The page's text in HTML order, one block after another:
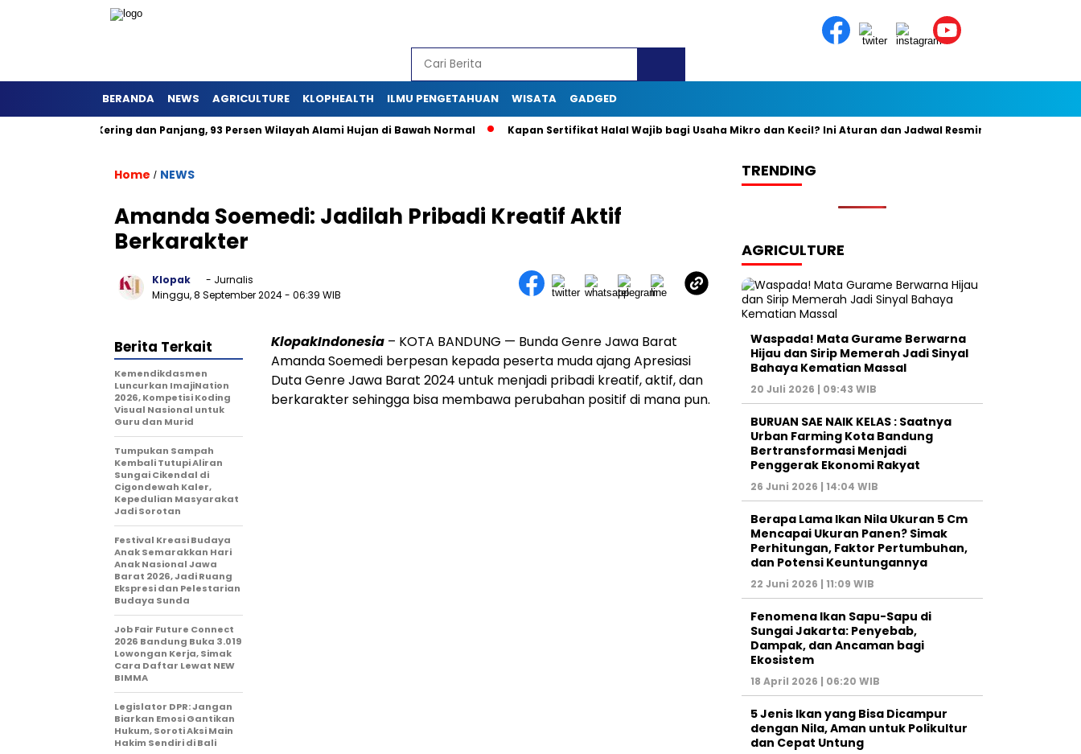
BERANDA NEWS AGRICULTURE KLOPHEALTH ILMU PENGETAHUAN WISATA GADGED
Lebih Kering dan Panjang, 93 Persen Wilayah Alami Hujan di Bawah Normal Kapan Sertifikat Halal Wajib bagi Usaha Mikro dan Kecil? Ini Aturan dan Jadwal Resminya
Home / NEWS
Amanda Soemedi: Jadilah Pribadi Kreatif Aktif
Berkarakter
Klopak
- Jurnalis
Minggu, 8 September 2024- 06:39 WIB
KlopakIndonesia – KOTA BANDUNG — Bunda Genre Jawa Barat
Amanda Soemedi berpesan kepada peserta muda ajang Apresiasi
Duta Genre Jawa Barat 2024 untuk menjadi pribadi kreatif, aktif, dan
berkarakter sehingga bisa membawa perubahan positif di mana pun.
Berita Terkait
Kemendikdasmen
Luncurkan ImajiNation
2026, Kompetisi Koding
Visual Nasional untuk
Guru dan Murid
Tumpukan Sampah
Kembali Tutupi Aliran
Sungai Cikendal di
Cigondewah Kaler,
Kepedulian Masyarakat
Jadi Sorotan
Festival Kreasi Budaya
Anak Semarakkan Hari
Anak Nasional Jawa
Barat 2026, Jadi Ruang
Ekspresi dan Pelestarian
Budaya Sunda
Job Fair Future Connect
2026 Bandung Buka 3.019
Lowongan Kerja, Simak
Cara Daftar Lewat NEW
BIMMA
Legislator DPR: Jangan
Biarkan Emosi Gantikan
Hukum, Soroti Aksi Main
Hakim Sendiri di Bali
TRENDING
AGRICULTURE
Waspada! Mata Gurame Berwarna
Hijau dan Sirip Memerah Jadi Sinyal
Bahaya Kematian Massal
20 Juli 2026 | 09:43 WIB
BURUAN SAE NAIK KELAS : Saatnya
Urban Farming Kota Bandung
Bertransformasi Menjadi
Penggerak Ekonomi Rakyat
26 Juni 2026 | 14:04 WIB
Berapa Lama Ikan Nila Ukuran 5 Cm
Mencapai Ukuran Panen? Simak
Perhitungan, Faktor Pertumbuhan,
dan Potensi Keuntungannya
22 Juni 2026 | 11:09 WIB
Fenomena Ikan Sapu-Sapu di
Sungai Jakarta: Penyebab,
Dampak, dan Ancaman bagi
Ekosistem
18 April 2026 | 06:20 WIB
5 Jenis Ikan yang Bisa Dicampur
dengan Nila, Aman untuk Polikultur
dan Cepat Untung